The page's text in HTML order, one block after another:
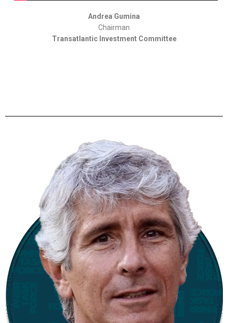
Andrea Gumina
Chairman
Transatlantic Investment Committee